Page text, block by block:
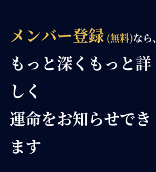
メンバー登録 (無料)なら、
もっと深く もっと詳
しく
運命をお知らせでき
ます